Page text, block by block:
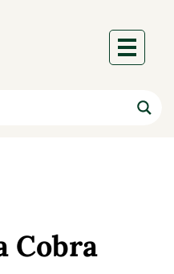
Cobra